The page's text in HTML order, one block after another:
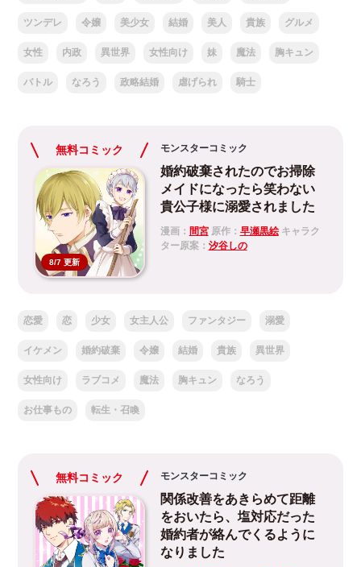
ツンデレ 令嬢 美少女 結婚 美人 貴族 グルメ
女性 内政 異世界 女性向け 妹 魔法 胸キュン
バトル なろう 政略結婚 虐げられ 騎士
無料コミック
8/7 更新
モンスターコミック
婚約破棄されたのでお掃除
メイドになったら笑わない
貴公子様に溺愛されました
漫画： 間宮原作： 早瀬黒絵キャラク
ター原案： 汐谷しの
恋愛 恋 少女 女主人公 ファンタジー 溺愛
イケメン 婚約破棄 令嬢 結婚 貴族 異世界
女性向け ラブコメ 魔法 胸キュン なろう
お仕事もの 転生・召喚
無料コミック モンスターコミック
関係改善をあきらめて距離
をおいたら、塩対応だった
婚約者が絡んでくるように
なりました